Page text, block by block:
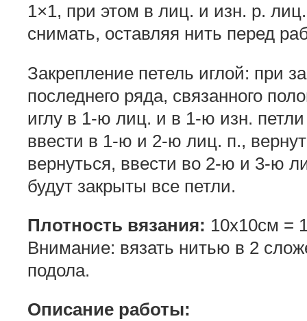
1×1, при этом в лиц. и изн. р.
снимать, оставляя нить перед
Закрепление петель иглой: при
последнего ряда, связанного
иглу в 1-ю лиц. и в 1-ю изн.
ввести в 1-ю и 2-ю лиц. п.,
вернуться, ввести во 2-ю и 3-ю
будут закрыты все петли.
Плотность вязания: 10х10см =
Внимание: вязать нитью в 2
подола.
Описание работы: